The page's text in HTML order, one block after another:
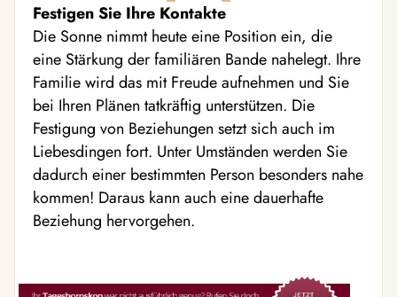
Festigen Sie Ihre Kontakte
Die Sonne nimmt heute eine Position ein, die
eine Stärkung der familiären Bande nahelegt. Ihre
Familie wird das mit Freude aufnehmen und Sie
bei Ihren Plänen tatkräftig unterstützen. Die
Festigung von Beziehungen setzt sich auch im
Liebesdingen fort. Unter Umständen werden Sie
dadurch einer bestimmten Person besonders nahe
kommen! Daraus kann auch eine dauerhafte
Beziehung hervorgehen.